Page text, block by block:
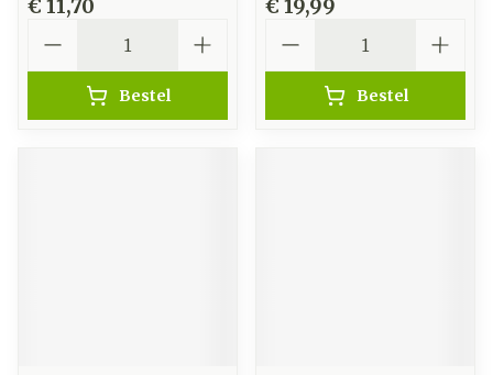
€ 11,70
Bestel
€ 19,99
Bestel